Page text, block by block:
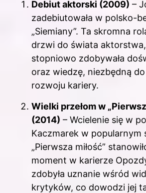
Debiut aktorski (2009) –
zadebiutowała w polsko-
„Siemiany”. Ta skromna
drzwi do świata
stopniowo zdobywała
oraz wiedzę, niezbędną
rozwoju kariery.
Wielki przełom w
(2014) – Wcielenie się w
Kaczmarek w popularnym
„Pierwsza miłość”
moment w karierze
zdobyła uznanie wśród
krytyków, co dowodzi jej